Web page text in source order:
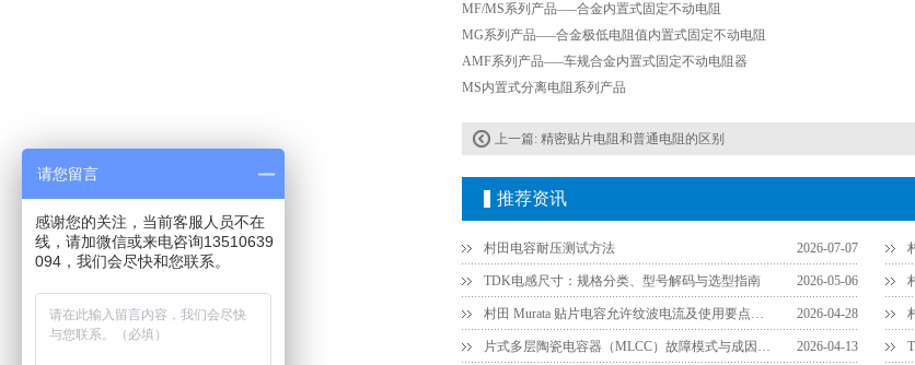
MF/MS系列产品—–合金内置式固定不动电阻
MG系列产品—–合金极低电阻值内置式固定不动电阻
AMF系列产品—–车规合金内置式固定不动电阻器
MS内置式分离电阻系列产品
上一篇: 精密贴片电阻和普通电阻的区别
推荐资讯
村田电容耐压测试方法 2026-07-07
TDK电感尺寸：规格分类、型号解码与选型指南 2026-05-06
村田 Murata 贴片电容允许纹波电流及使用要点详解 2026-04-28
片式多层陶瓷电容器（MLCC）故障模式与成因分析 2026-04-13
请您留言
感谢您的关注，当前客服人员不在
线，请加微信或来电咨询13510639
094，我们会尽快和您联系。